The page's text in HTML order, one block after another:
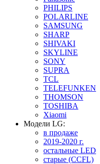
PHILIPS
POLARLINE
SAMSUNG
SHARP
SHIVAKI
SKYLINE
SONY
SUPRA
TCL
TELEFUNKEN
THOMSON
TOSHIBA
Xiaomi
Модели LG:
в продаже
2019-2020 г.
остальные LED
старые (CCFL)